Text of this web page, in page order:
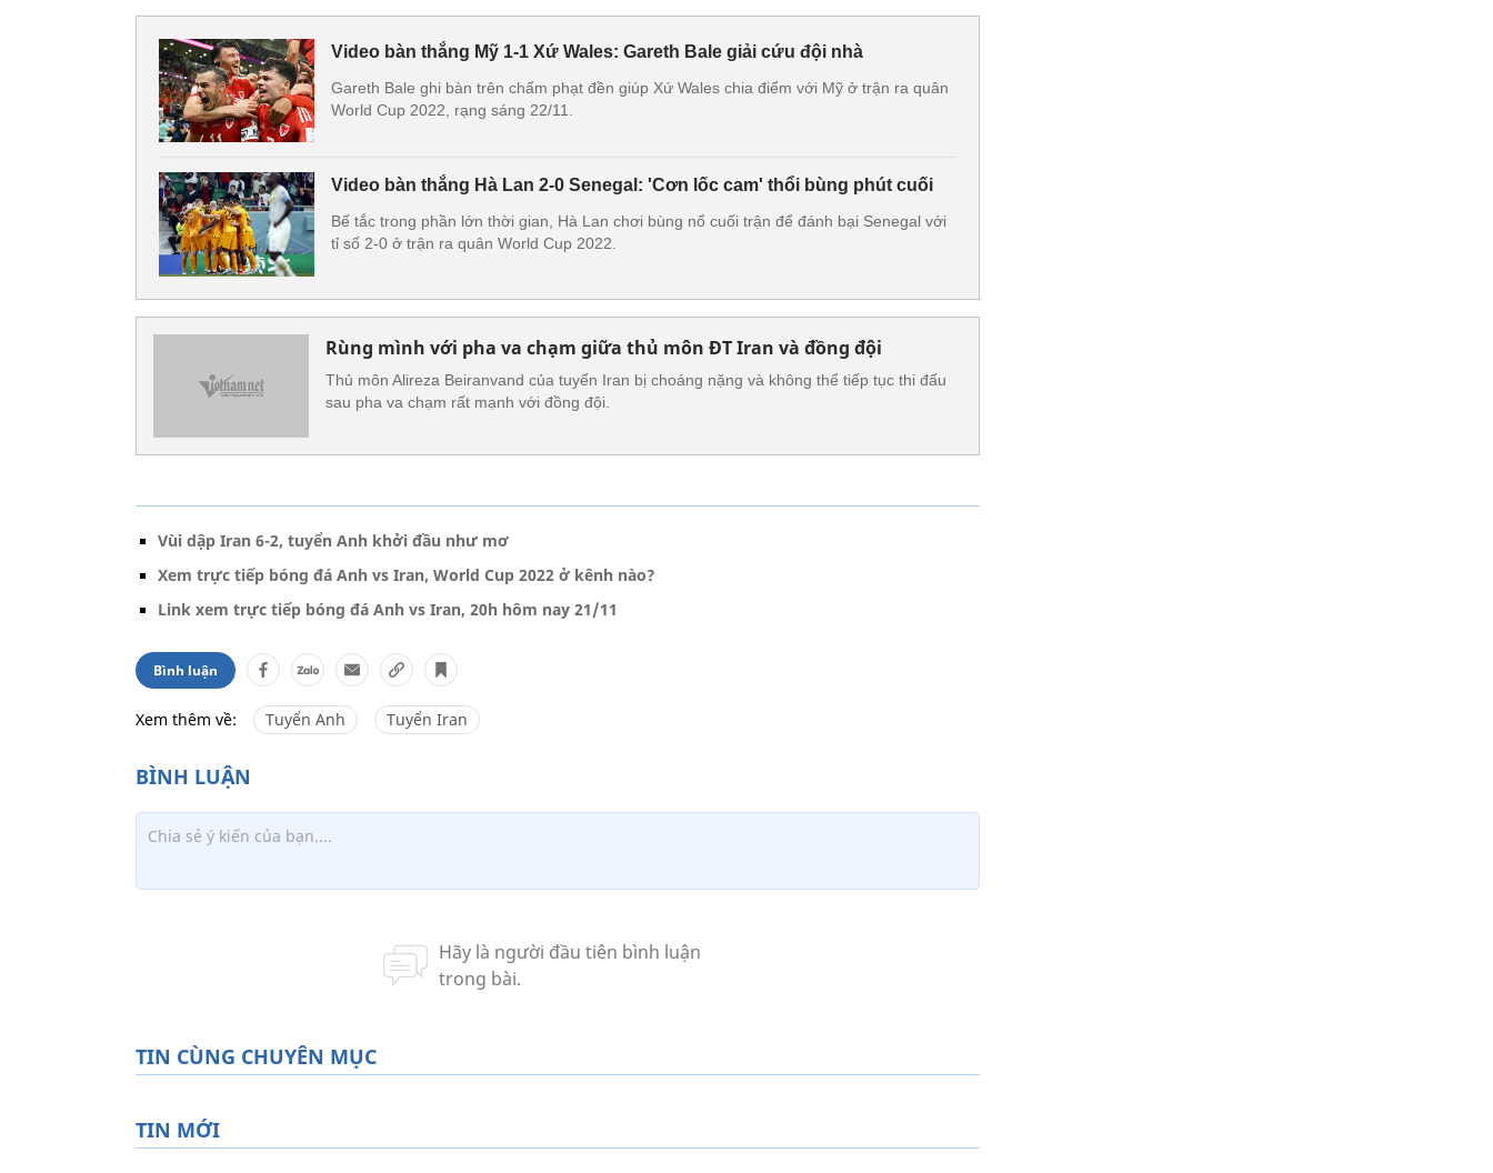
Video bàn thắng Mỹ 1-1 Xứ Wales: Gareth Bale giải cứu đội nhà
Gareth Bale ghi bàn trên chấm phạt đền giúp Xứ Wales chia điểm với Mỹ ở trận ra quân
World Cup 2022, rạng sáng 22/11.
Video bàn thắng Hà Lan 2-0 Senegal: 'Cơn lốc cam' thổi bùng phút cuối
Bế tắc trong phần lớn thời gian, Hà Lan chơi bùng nổ cuối trận để đánh bại Senegal với
tỉ số 2-0 ở trận ra quân World Cup 2022.
Rùng mình với pha va chạm giữa thủ môn ĐT Iran và đồng đội
Thủ môn Alireza Beiranvand của tuyển Iran bị choáng nặng và không thể tiếp tục thi đấu
sau pha va chạm rất mạnh với đồng đội.
Vùi dập Iran 6-2, tuyển Anh khởi đầu như mơ
Xem trực tiếp bóng đá Anh vs Iran, World Cup 2022 ở kênh nào?
Link xem trực tiếp bóng đá Anh vs Iran, 20h hôm nay 21/11
Bình luận
Xem thêm về: Tuyển Anh Tuyển Iran
TIN CÙNG CHUYÊN MỤC
TIN MỚI